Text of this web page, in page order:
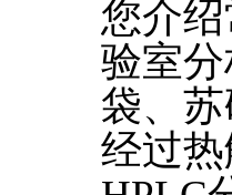
您介
验室
袋、
经过